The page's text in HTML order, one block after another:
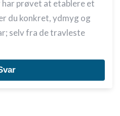
har prøvet at etablere et
du konkret, ydmyg og
selv fra de travleste